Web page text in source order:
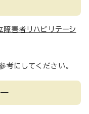
害者リハビリテーシ
考にしてください。